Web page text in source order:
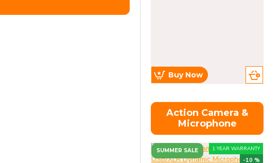
Buy Now
Action Camera &
Microphone
SUMMER SALE 1 YEAR WARRANTY
-10 %